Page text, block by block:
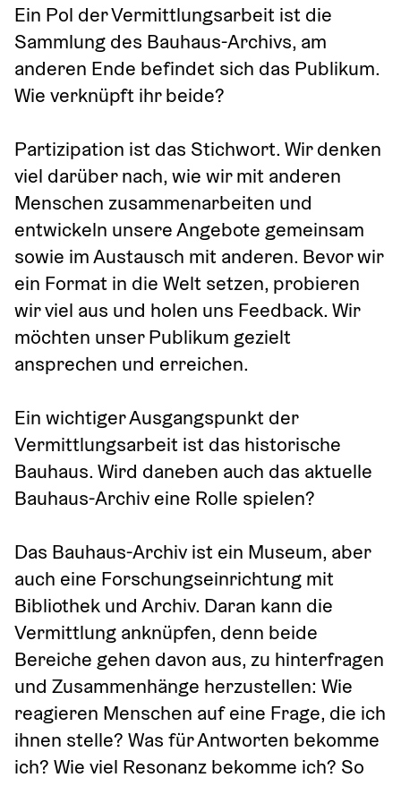
Ein Pol der Vermittlungsarbeit ist die
Sammlung des Bauhaus-Archivs, am
anderen Ende befindet sich das Publikum.
Wie verknüpft ihr beide?
Partizipation ist das Stichwort. Wir denken
viel darüber nach, wie wir mit anderen
Menschen zusammenarbeiten und
entwickeln unsere Angebote gemeinsam
sowie im Austausch mit anderen. Bevor wir
ein Format in die Welt setzen, probieren
wir viel aus und holen uns Feedback. Wir
möchten unser Publikum gezielt
ansprechen und erreichen.
Ein wichtiger Ausgangspunkt der
Vermittlungsarbeit ist das historische
Bauhaus. Wird daneben auch das aktuelle
Bauhaus-Archiv eine Rolle spielen?
Das Bauhaus-Archiv ist ein Museum, aber
auch eine Forschungseinrichtung mit
Bibliothek und Archiv. Daran kann die
Vermittlung anknüpfen, denn beide
Bereiche gehen davon aus, zu hinterfragen
und Zusammenhänge herzustellen: Wie
reagieren Menschen auf eine Frage, die ich
ihnen stelle? Was für Antworten bekomme
ich? Wie viel Resonanz bekomme ich? So